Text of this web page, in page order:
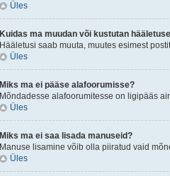
Üles
Kuidas ma muudan või kustutan
Hääletusi saab muuta, muutes esimest
Üles
Miks ma ei pääse alafoorumisse?
Mõndadesse alafoorumitesse on ligipääs
Üles
Miks ma ei saa lisada manuseid?
Manuse lisamine võib olla piiratud vaid
Üles